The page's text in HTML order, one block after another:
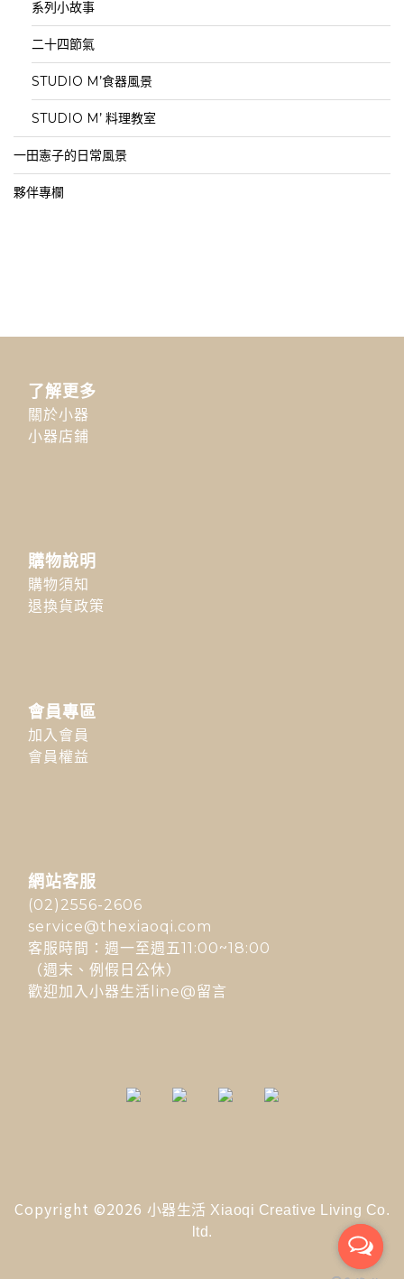
系列小故事
二十四節氣
STUDIO M’食器風景
STUDIO M’ 料理教室
一田憲子的日常風景
夥伴專欄
了解更多
關於小器
小器店鋪
購物說明
購物須知
退換貨政策
會員專區
加入會員
會員權益
網站客服
(02)2556-2606
service@thexiaoqi.com
客服時間：週一至週五11:00~18:00
（週末、例假日公休）
歡迎加入小器生活line@留言
Copyright ©2026 小器生活 Xiaoqi Creative Living Co.
ltd.